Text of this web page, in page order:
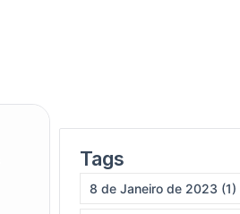
Tags
8 de Janeiro de 2023 (1)